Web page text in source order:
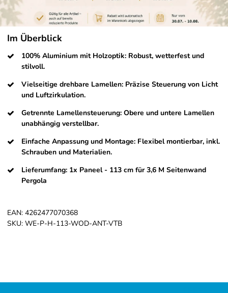
Im Überblick
100% Aluminium mit Holzoptik: Robust, wetterfest und
stilvoll.
Vielseitige drehbare Lamellen: Präzise Steuerung von Licht
und Luftzirkulation.
Getrennte Lamellensteuerung: Obere und untere Lamellen
unabhängig verstellbar.
Einfache Anpassung und Montage: Flexibel montierbar, inkl.
Schrauben und Materialien.
Lieferumfang: 1x Paneel - 113 cm für 3,6 M Seitenwand
Pergola
EAN: 4262477070368
SKU: WE-P-H-113-WOD-ANT-VTB